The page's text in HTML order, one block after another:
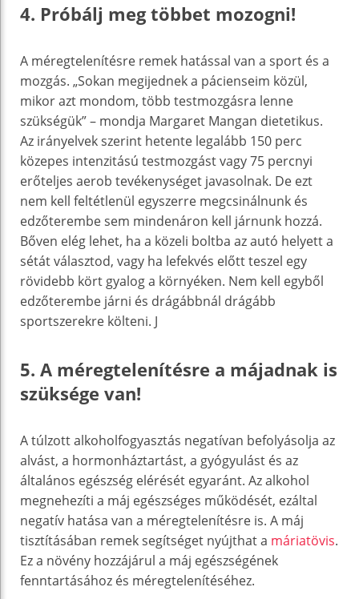
4. Próbálj meg többet mozogni!
A méregtelenítésre remek hatással van a sport és a
mozgás. „Sokan megijednek a pácienseim közül,
mikor azt mondom, több testmozgásra lenne
szükségük” – mondja Margaret Mangan dietetikus.
Az irányelvek szerint hetente legalább 150 perc
közepes intenzitású testmozgást vagy 75 percnyi
erőteljes aerob tevékenységet javasolnak. De ezt
nem kell feltétlenül egyszerre megcsinálnunk és
edzőterembe sem mindenáron kell járnunk hozzá.
Bőven elég lehet, ha a közeli boltba az autó helyett a
sétát választod, vagy ha lefekvés előtt teszel egy
rövidebb kört gyalog a környéken. Nem kell egyből
edzőterembe járni és drágábbnál drágább
sportszerekre költeni. J
5. A méregtelenítésre a májadnak is
szüksége van!
A túlzott alkoholfogyasztás negatívan befolyásolja az
alvást, a hormonháztartást, a gyógyulást és az
általános egészség elérését egyaránt. Az alkohol
megnehezíti a máj egészséges működését, ezáltal
negatív hatása van a méregtelenítésre is. A máj
tisztításában remek segítséget nyújthat a máriatövis.
Ez a növény hozzájárul a máj egészségének
fenntartásához és méregtelenítéséhez.